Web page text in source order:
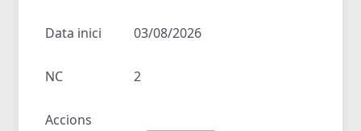
Data inici 03/08/2026
NC 2
Accions